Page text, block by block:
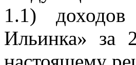
1.1) доходов
Ильинка» за